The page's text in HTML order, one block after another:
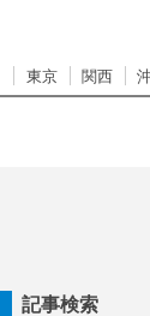
東京 関西
記事検索